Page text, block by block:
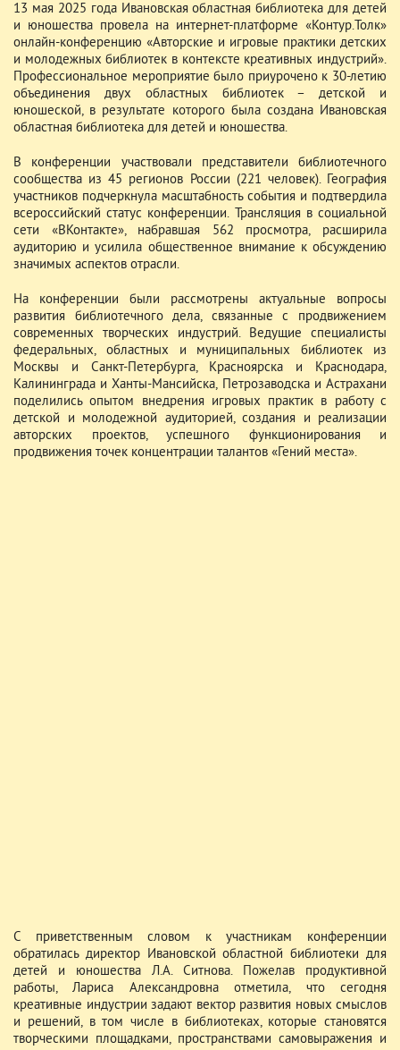
13 мая 2025 года Ивановская областная библиотека для детей
и юношества провела на интернет-платформе «Контур.Толк»
онлайн-конференцию «Авторские и игровые практики детских
и молодежных библиотек в контексте креативных индустрий».
Профессиональное мероприятие было приурочено к 30-летию
объединения двух областных библиотек – детской и
юношеской, в результате которого была создана Ивановская
областная библиотека для детей и юношества.
В конференции участвовали представители библиотечного
сообщества из 45 регионов России (221 человек). География
участников подчеркнула масштабность события и подтвердила
всероссийский статус конференции. Трансляция в социальной
сети «ВКонтакте», набравшая 562 просмотра, расширила
аудиторию и усилила общественное внимание к обсуждению
значимых аспектов отрасли.
На конференции были рассмотрены актуальные вопросы
развития библиотечного дела, связанные с продвижением
современных творческих индустрий. Ведущие специалисты
федеральных, областных и муниципальных библиотек из
Москвы и Санкт-Петербурга, Красноярска и Краснодара,
Калининграда и Ханты-Мансийска, Петрозаводска и Астрахани
поделились опытом внедрения игровых практик в работу с
детской и молодежной аудиторией, создания и реализации
авторских проектов, успешного функционирования и
продвижения точек концентрации талантов «Гений места».
С приветственным словом к участникам конференции
обратилась директор Ивановской областной библиотеки для
детей и юношества Л.А. Ситнова. Пожелав продуктивной
работы, Лариса Александровна отметила, что сегодня
креативные индустрии задают вектор развития новых смыслов
и решений, в том числе в библиотеках, которые становятся
творческими площадками, пространствами самовыражения и